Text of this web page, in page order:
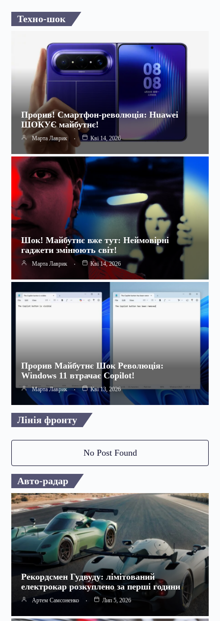
Техно-шок
Прорив! Смартфон-революція: Huawei
ШОКУЄ майбутнє!
Марта Лаврик Кві 14, 2026
Шок! Майбутнє вже тут: Неймовірні
гаджети змінюють світ!
Марта Лаврик Кві 14, 2026
Прорив Майбутнє Шок Революція:
Windows 11 втрачає Copilot!
Марта Лаврик Кві 13, 2026
Лінія фронту
No Post Found
Авто-радар
Рекордсмен Гудвуду: лімітований
електрокар розкуплено за перші години
Артем Самсоненко Лип 5, 2026